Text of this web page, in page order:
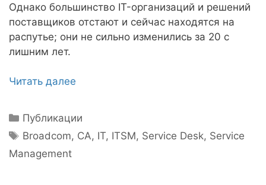
Однако большинство IT-организаций и решений
поставщиков отстают и сейчас находятся на
распутье; они не сильно изменились за 20 с
лишним лет.
Читать далее
Рубрики
Публикации
Метки
Broadcom, CA, IT, ITSM, Service Desk, Service
Management